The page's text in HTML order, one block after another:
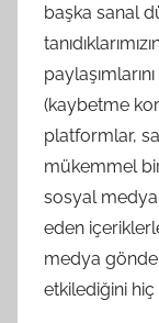
başka sanal
(kaybetme
platformlar,
mükemmel
sosyal
eden
medya
etkilediğini